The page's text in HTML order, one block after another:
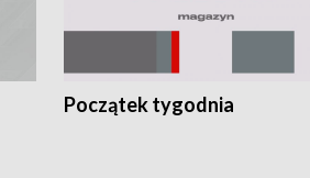
Początek tygodnia